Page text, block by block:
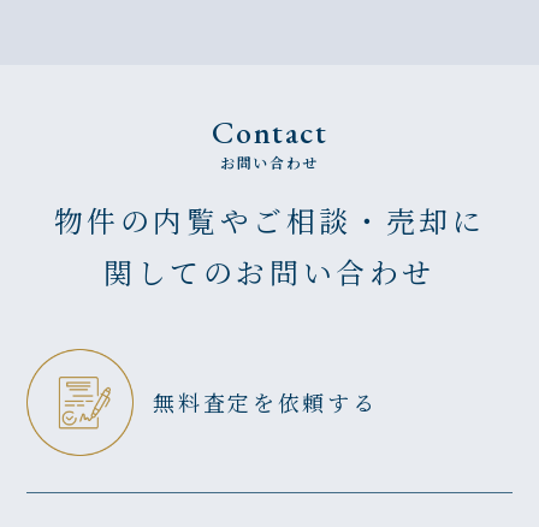
Contact
お問い合わせ
物件の内覧やご相談・売却に
関してのお問い合わせ
無料査定を依頼する